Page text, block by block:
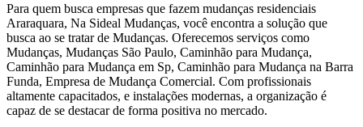
Para quem busca empresas que fazem mudanças residenciais
Araraquara, Na Sideal Mudanças, você encontra a solução que
busca ao se tratar de Mudanças. Oferecemos serviços como
Mudanças, Mudanças São Paulo, Caminhão para Mudança,
Caminhão para Mudança em Sp, Caminhão para Mudança na Barra
Funda, Empresa de Mudança Comercial. Com profissionais
altamente capacitados, e instalações modernas, a organização é
capaz de se destacar de forma positiva no mercado.